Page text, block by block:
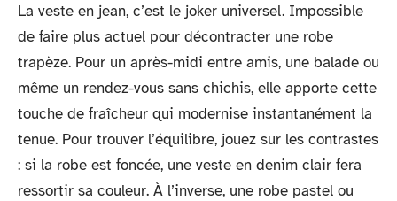
La veste en jean, c’est le joker universel. Impossible
de faire plus actuel pour décontracter une robe
trapèze. Pour un après-midi entre amis, une balade ou
même un rendez-vous sans chichis, elle apporte cette
touche de fraîcheur qui modernise instantanément la
tenue. Pour trouver l’équilibre, jouez sur les contrastes
: si la robe est foncée, une veste en denim clair fera
ressortir sa couleur. À l’inverse, une robe pastel ou